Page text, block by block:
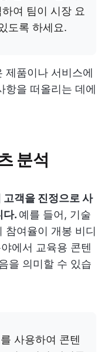
여 팀이 시장 요
도록 하세요.
제품이나 서비스에
항을 떠올리는 데에
분석
객을 진정으로 사
다. 예를 들어, 기술
참여율이 개봉 비디
에서 교육용 콘텐
을 의미할 수 있습
사용하여 콘텐